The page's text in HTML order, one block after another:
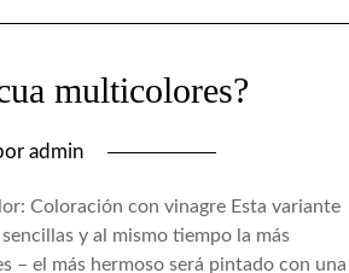
multicolores?
admin
Coloración con vinagre Esta variante
y al mismo tiempo la más
– el más hermoso será pintado con una